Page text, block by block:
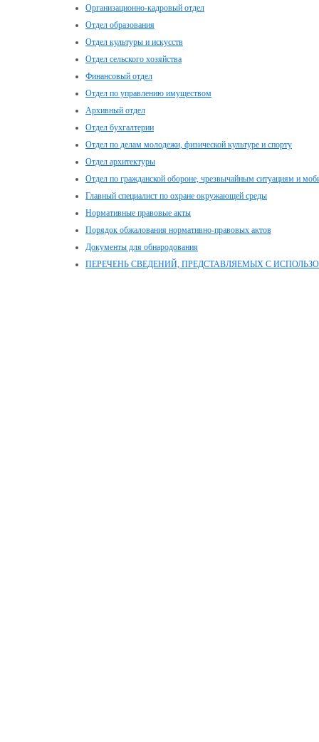
Организационно-кадровый отдел
Отдел образования
Отдел культуры и искусств
Отдел сельского хозяйства
Финансовый отдел
Отдел по управлению имуществом
Архивный отдел
Отдел бухгалтерии
Отдел по делам молодежи, физической культуре и спорту
Отдел архитектуры
Отдел по гражданской обороне, чрезвычайным ситуациям и
Главный специалист по охране окружающей среды
Нормативные правовые акты
Порядок обжалования нормативно-правовых актов
Документы для обнародования
ПЕРЕЧЕНЬ СВЕДЕНИЙ, ПРЕДСТАВЛЯЕМЫХ С